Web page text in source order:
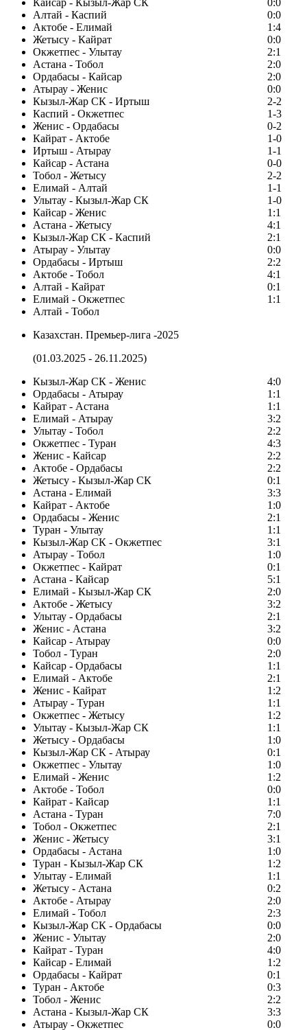
Кайсар - Кызыл-Жар СК
0:0
Алтай - Каспий
0:0
Актобе - Елимай
1:4
Жетысу - Кайрат
0:0
Окжетпес - Улытау
2:1
Астана - Тобол
2:0
Ордабасы - Кайсар
2:0
Атырау - Женис
0:0
Кызыл-Жар СК - Иртыш
2-2
Каспий - Окжетпес
1-3
Женис - Ордабасы
0-2
Кайрат - Актобе
1-0
Иртыш - Атырау
1-1
Кайсар - Астана
0-0
Тобол - Жетысу
2-2
Елимай - Алтай
1-1
Улытау - Кызыл-Жар СК
1-0
Кайсар - Женис
1:1
Астана - Жетысу
4:1
Кызыл-Жар СК - Каспий
2:1
Атырау - Улытау
0:0
Ордабасы - Иртыш
2:2
Актобе - Тобол
4:1
Алтай - Кайрат
0:1
Елимай - Окжетпес
1:1
Алтай - Тобол
Казахстан. Премьер-лига -2025
(01.03.2025 - 26.11.2025)
Кызыл-Жар СК - Женис
4:0
Ордабасы - Атырау
1:1
Кайрат - Астана
1:1
Елимай - Атырау
3:2
Улытау - Тобол
2:2
Окжетпес - Туран
4:3
Женис - Кайсар
2:2
Актобе - Ордабасы
2:2
Жетысу - Кызыл-Жар СК
0:1
Астана - Елимай
3:3
Кайрат - Актобе
1:0
Ордабасы - Женис
2:1
Туран - Улытау
1:1
Кызыл-Жар СК - Окжетпес
3:1
Атырау - Тобол
1:0
Окжетпес - Кайрат
0:1
Астана - Кайсар
5:1
Елимай - Кызыл-Жар СК
2:0
Актобе - Жетысу
3:2
Улытау - Ордабасы
2:1
Женис - Астана
3:2
Кайсар - Атырау
0:0
Тобол - Туран
2:0
Кайсар - Ордабасы
1:1
Елимай - Актобе
2:1
Женис - Кайрат
1:2
Атырау - Туран
1:1
Окжетпес - Жетысу
1:2
Улытау - Кызыл-Жар СК
1:1
Жетысу - Ордабасы
1:0
Кызыл-Жар СК - Атырау
0:1
Окжетпес - Улытау
1:0
Елимай - Женис
1:2
Актобе - Тобол
0:0
Кайрат - Кайсар
1:1
Астана - Туран
7:0
Тобол - Окжетпес
2:1
Женис - Жетысу
3:1
Ордабасы - Астана
1:0
Туран - Кызыл-Жар СК
1:2
Улытау - Елимай
1:1
Жетысу - Астана
0:2
Актобе - Атырау
2:0
Елимай - Тобол
2:3
Кызыл-Жар СК - Ордабасы
0:0
Женис - Улытау
2:0
Кайрат - Туран
4:0
Кайсар - Елимай
1:2
Ордабасы - Кайрат
0:1
Туран - Актобе
0:3
Тобол - Женис
2:2
Астана - Кызыл-Жар СК
3:3
Атырау - Окжетпес
0:0